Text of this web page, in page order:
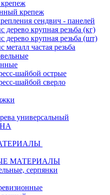
крепеж
сендвич - панелей
дерево крупная резьба (кг)
дерево крупная резьба (шт)
металл частая резьба
шайбой острые
шайбой сверло
универсальный
МАТЕРИАЛЫ
серпянки